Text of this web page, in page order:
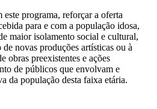
programa, reforçar a oferta
para e com a população idosa,
maior isolamento social e cultural,
novas produções artísticas ou à
obras preexistentes e ações
de públicos que envolvam e
da população desta faixa etária.